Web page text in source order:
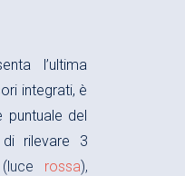
l’ultima
integrati, è
del
rilevare 3
rossa),